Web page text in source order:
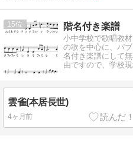
15 階名付き楽譜
小中学校で歌唱教
の歌を中心に、パ
名付き楽譜にして
由ですので、学校
雲雀(本居長世)
4ヶ月前